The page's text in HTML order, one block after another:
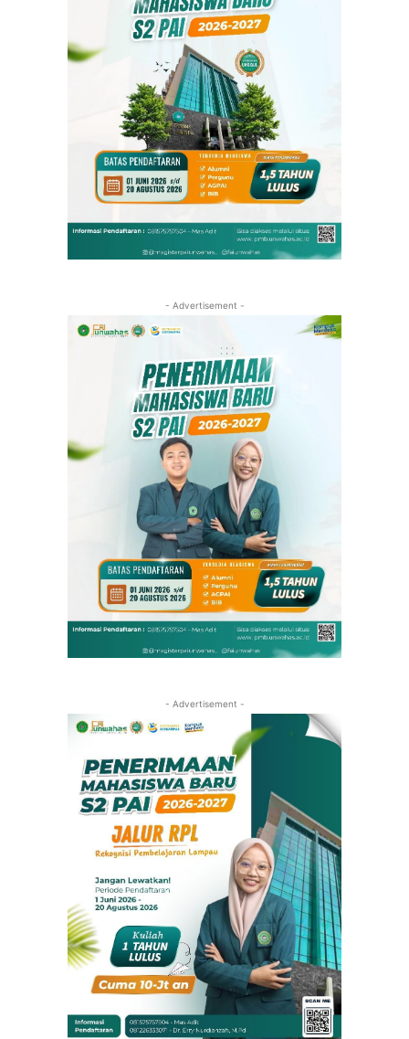
- Advertisement -
- Advertisement -